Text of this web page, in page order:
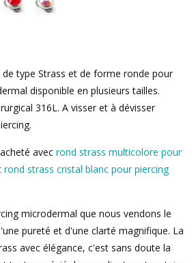
type Strass et de forme ronde pour
disponible en plusieurs tailles.
316L. A visser et à dévisser
avec rond strass multicolore pour
rond strass cristal blanc pour piercing
microdermal que nous vendons le
pureté et d'une clarté magnifique. La
avec élégance, c'est sans doute la